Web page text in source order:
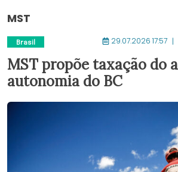
MST
Brasil 29.07.2026 17:57
MST propõe taxação do
autonomia do BC